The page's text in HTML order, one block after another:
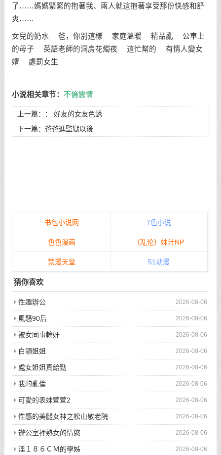
了……媽媽緊緊的抱著我、兩人就這抱著享受那份快感和舒
爽……
女兒的奶水 爸，你別這樣 家庭溫暖 精品亂 公車上
的母子 英語老師的洞房花燭夜 這忙幫的 有情人變女
婿 處罰女生
小说相关章节： 不倫戀情
上一篇：： 好友的女友色誘
下一篇： 爸爸進監獄以後
书包小说网 7色小说
色色漫画 （乱伦）妹汁NP
禁漫天堂 51动漫
猜你喜欢
2026-08-06
性趣辦公
2026-08-06
風騷90后
2026-08-06
被女同事輪奸
2026-08-06
白領姐姐
2026-08-06
處女姐姐真給勁
2026-08-06
我的亂倫
2026-08-06
可愛的表妹萱萱2
2026-08-06
性感的美腿女神之松山敬老院
2026-08-06
辦公室裡熟女的情慾
2026-08-06
淫１８６ＣＭ的學姊